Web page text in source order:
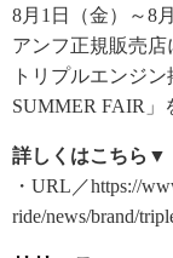
8月1日（金）～8
アンフ正規販売
トリプルエンジ
SUMMER FAIR」
詳しくはこちら▼
・URL／https://
ride/news/brand/